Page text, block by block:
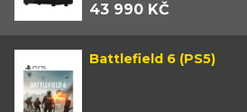
43 990 KČ
Battlefield 6 (PS5)